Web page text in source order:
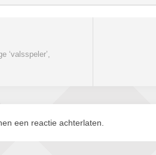
‘valsspeler’,
een reactie achterlaten.